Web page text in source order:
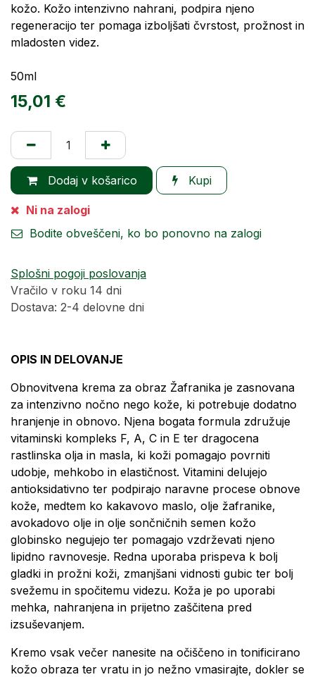
kožo. Kožo intenzivno nahrani, podpira njeno
regeneracijo ter pomaga izboljšati čvrstost, prožnost in
mladosten videz.
50ml
15,01 €
Dodaj v košarico Kupi
Ni na zalogi
Bodite obveščeni, ko bo ponovno na zalogi
Splošni pogoji poslovanja
Vračilo v roku 14 dni
Dostava: 2-4 delovne dni
OPIS IN DELOVANJE
Obnovitvena krema za obraz Žafranika je zasnovana
za intenzivno nočno nego kože, ki potrebuje dodatno
hranjenje in obnovo. Njena bogata formula združuje
vitaminski kompleks F, A, C in E ter dragocena
rastlinska olja in masla, ki koži pomagajo povrniti
udobje, mehkobo in elastičnost. Vitamini delujejo
antioksidativno ter podpirajo naravne procese obnove
kože, medtem ko kakavovo maslo, olje žafranike,
avokadovo olje in olje sončničnih semen kožo
globinsko negujejo ter pomagajo vzdrževati njeno
lipidno ravnovesje. Redna uporaba prispeva k bolj
gladki in prožni koži, zmanjšani vidnosti gubic ter bolj
svežemu in spočitemu videzu. Koža je po uporabi
mehka, nahranjena in prijetno zaščitena pred
izsuševanjem.
Kremo vsak večer nanesite na očiščeno in tonificirano
kožo obraza ter vratu in jo nežno vmasirajte, dokler se